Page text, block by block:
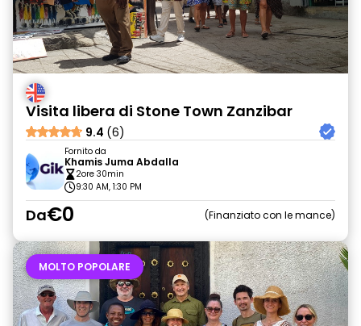
Visita libera di Stone Town Zanzibar
9.4 (6)
Fornito da
Khamis Juma Abdalla
2ore 30min
9:30 AM, 1:30 PM
Da€0 Finanziato con le mance
MOLTO POPOLARE